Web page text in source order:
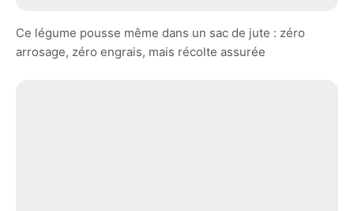
Ce légume pousse même dans un sac de jute : zéro
arrosage, zéro engrais, mais récolte assurée